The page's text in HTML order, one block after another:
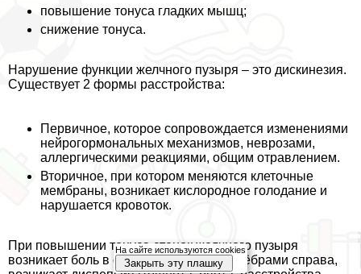
повышение тонуса гладких мышц;
снижение тонуса.
Нарушение функции желчного пузыря – это дискинезия.
Существует 2 формы расстройства:
Первичное, которое сопровождается изменениями
нейрогормональных механизмов, неврозами,
аллергическими реакциями, общим отравлением.
Вторичное, при котором меняются клеточные
мембраны, возникает кислородное голодание и
нарушается кровоток.
При повышении тонуса стенок желчного пузыря
возникает боль в области пупка и под рёбрами справа,
На сайте используются cookies
Закрыть эту плашку